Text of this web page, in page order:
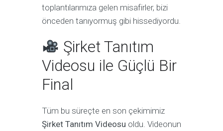
toplantılarımıza gelen misafirler, bizi
önceden tanıyormuş gibi hissediyordu.
Şirket Tanıtım
Videosu ile Güçlü Bir
Final
Tüm bu süreçte en son çekimimiz
Şirket Tanıtım Videosu oldu. Videonun